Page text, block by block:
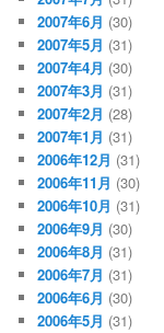
2007年6月 (30)
2007年5月 (31)
2007年4月 (30)
2007年3月 (31)
2007年2月 (28)
2007年1月 (31)
2006年12月 (31)
2006年11月 (30)
2006年10月 (31)
2006年9月 (30)
2006年8月 (31)
2006年7月 (31)
2006年6月 (30)
2006年5月 (31)